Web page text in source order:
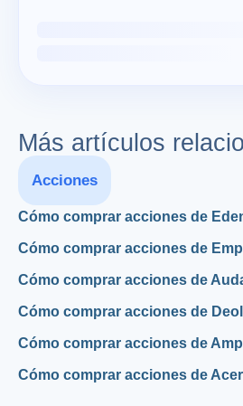
Más artículos
Acciones
Cómo comprar acciones de
Cómo comprar acciones de
Cómo comprar acciones de
Cómo comprar acciones de
Cómo comprar acciones de
Cómo comprar acciones de